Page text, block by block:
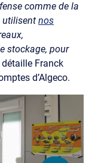
comme de la
utilisent nos
stockage, pour
détaille Franck
d’Algeco.